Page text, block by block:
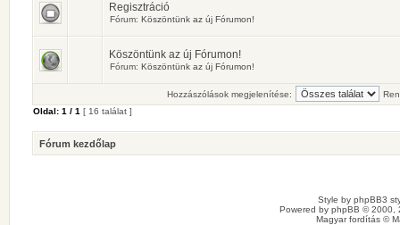
Regisztráció
Fórum: Köszöntünk az új Fórumon!
Köszöntünk az új Fórumon!
Fórum: Köszöntünk az új Fórumon!
Hozzászólások megjelenítése:
Oldal: 1 / 1 [ 16 találat ]
Fórum kezdőlap
Style by phpBB3
Powered by phpBB © 2000,
Magyar fordítás ©